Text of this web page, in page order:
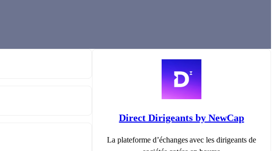
Direct Dirigeants by NewCap
La plateforme d’échanges avec les dirigeants de